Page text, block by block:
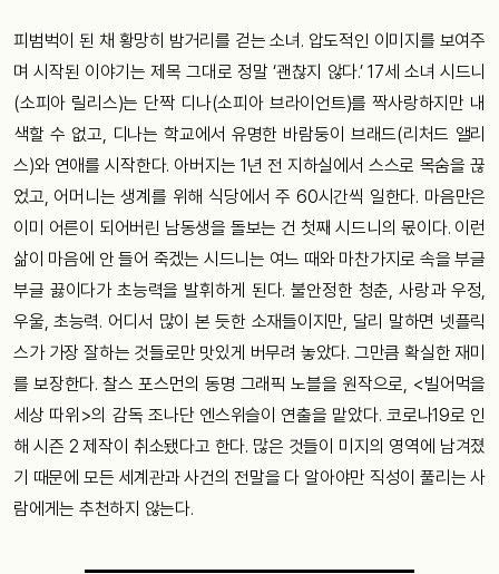
피범벅이 된 채 황망히 밤거리를 걷는 소녀. 압도적인 이미지를 보여주
며 시작된 이야기는 제목 그대로 정말 ‘괜찮지 않다.’ 17세 소녀 시드니
(소피아 릴리스)는 단짝 디나(소피아 브라이언트)를 짝사랑하지만 내
색할 수 없고, 디나는 학교에서 유명한 바람둥이 브래드(리처드 앨리
스)와 연애를 시작한다. 아버지는 1년 전 지하실에서 스스로 목숨을 끊
었고, 어머니는 생계를 위해 식당에서 주 60시간씩 일한다. 마음만은
이미 어른이 되어버린 남동생을 돌보는 건 첫째 시드니의 몫이다. 이런
삶이 마음에 안 들어 죽겠는 시드니는 여느 때와 마찬가지로 속을 부글
부글 끓이다가 초능력을 발휘하게 된다. 불안정한 청춘, 사랑과 우정,
우울, 초능력. 어디서 많이 본 듯한 소재들이지만, 달리 말하면 넷플릭
스가 가장 잘하는 것들로만 맛있게 버무려 놓았다. 그만큼 확실한 재미
를 보장한다. 찰스 포스먼의 동명 그래픽 노블을 원작으로, <빌어먹을
세상 따위>의 감독 조나단 엔스위슬이 연출을 맡았다. 코로나19로 인
해 시즌 2 제작이 취소됐다고 한다. 많은 것들이 미지의 영역에 남겨졌
기 때문에 모든 세계관과 사건의 전말을 다 알아야만 직성이 풀리는 사
람에게는 추천하지 않는다.